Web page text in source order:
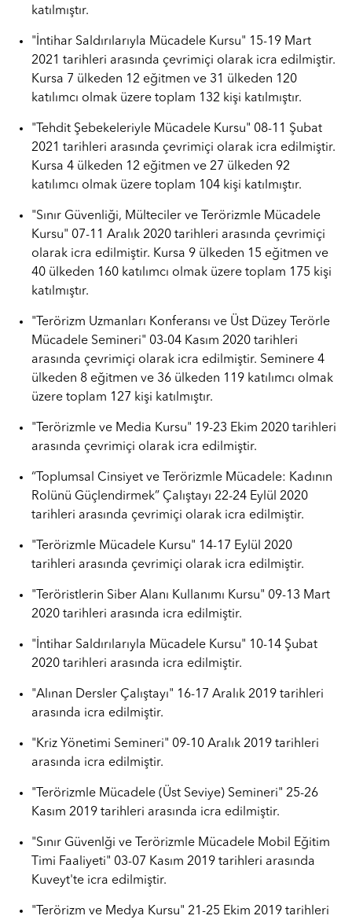
katılmıştır.
"İntihar Saldırılarıyla Mücadele Kursu" 15-19 Mart
2021 tarihleri arasında çevrimiçi olarak icra edilmiştir.
Kursa 7 ülkeden 12 eğitmen ve 31 ülkeden 120
katılımcı olmak üzere toplam 132 kişi katılmıştır.
"Tehdit Şebekeleriyle Mücadele Kursu" 08-11 Şubat
2021 tarihleri arasında çevrimiçi olarak icra edilmiştir.
Kursa 4 ülkeden 12 eğitmen ve 27 ülkeden 92
katılımcı olmak üzere toplam 104 kişi katılmıştır.
"Sınır Güvenliği, Mülteciler ve Terörizmle Mücadele
Kursu" 07-11 Aralık 2020 tarihleri arasında çevrimiçi
olarak icra edilmiştir. Kursa 9 ülkeden 15 eğitmen ve
40 ülkeden 160 katılımcı olmak üzere toplam 175 kişi
katılmıştır.
"Terörizm Uzmanları Konferansı ve Üst Düzey Terörle
Mücadele Semineri" 03-04 Kasım 2020 tarihleri
arasında çevrimiçi olarak icra edilmiştir. Seminere 4
ülkeden 8 eğitmen ve 36 ülkeden 119 katılımcı olmak
üzere toplam 127 kişi katılmıştır.
"Terörizmle ve Media Kursu" 19-23 Ekim 2020 tarihleri
arasında çevrimiçi olarak icra edilmiştir.
“Toplumsal Cinsiyet ve Terörizmle Mücadele: Kadının
Rolünü Güçlendirmek” Çalıştayı 22-24 Eylül 2020
tarihleri arasında çevrimiçi olarak icra edilmiştir.
"Terörizmle Mücadele Kursu" 14-17 Eylül 2020
tarihleri arasında çevrimiçi olarak icra edilmiştir.
"Teröristlerin Siber Alanı Kullanımı Kursu" 09-13 Mart
2020 tarihleri arasında icra edilmiştir.
"İntihar Saldırılarıyla Mücadele Kursu" 10-14 Şubat
2020 tarihleri arasında icra edilmiştir.
"Alınan Dersler Çalıştayı" 16-17 Aralık 2019 tarihleri
arasında icra edilmiştir.
"Kriz Yönetimi Semineri" 09-10 Aralık 2019 tarihleri
arasında icra edilmiştir.
"Terörizmle Mücadele (Üst Seviye) Semineri" 25-26
Kasım 2019 tarihleri arasında icra edilmiştir.
"Sınır Güvenlği ve Terörizmle Mücadele Mobil Eğitim
Timi Faaliyeti" 03-07 Kasım 2019 tarihleri arasında
Kuveyt'te icra edilmiştir.
"Terörizm ve Medya Kursu" 21-25 Ekim 2019 tarihleri